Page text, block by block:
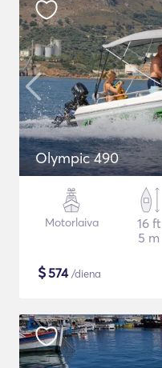
Olympic 490
Motorlaiva
16 ft
5 m
$574/diena